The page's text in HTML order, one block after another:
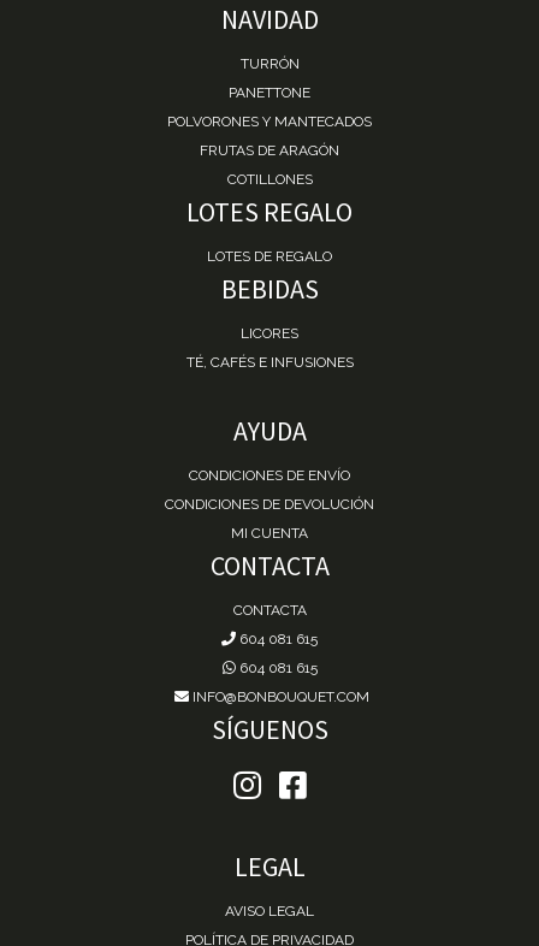
NAVIDAD
TURRÓN
PANETTONE
POLVORONES Y MANTECADOS
FRUTAS DE ARAGÓN
COTILLONES
LOTES REGALO
LOTES DE REGALO
BEBIDAS
LICORES
TÉ, CAFÉS E INFUSIONES
AYUDA
CONDICIONES DE ENVÍO
CONDICIONES DE DEVOLUCIÓN
MI CUENTA
CONTACTA
CONTACTA
604 081 615
604 081 615
INFO@BONBOUQUET.COM
SÍGUENOS
LEGAL
AVISO LEGAL
POLÍTICA DE PRIVACIDAD